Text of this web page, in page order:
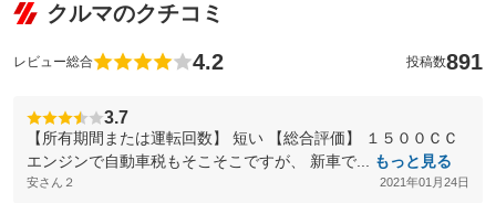
クルマのクチコミ
レビュー総合 4.2 投稿数891
3.7
【所有期間または運転回数】 短い 【総合評価】 １５００ＣＣ
エンジンで自動車税もそこそこですが、 新車で...
もっと見る
安さん２ 2021年01月24日